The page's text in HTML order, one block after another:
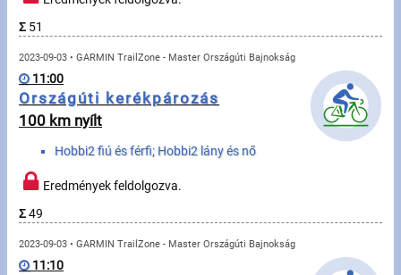
Sportágak
Futás
Kerékpározás
Multisportok
Túrázás
Úszás
Σ 51
2023-09-03 • GARMIN TrailZone - Master Országúti Bajnokság
11:00
Országúti kerékpározás
100 km nyílt
Hobbi2 fiú és férfi; Hobbi2 lány és nő
Eredmények feldolgozva.
Σ49
2023-09-03 • GARMIN TrailZone - Master Országúti Bajnokság
11:10